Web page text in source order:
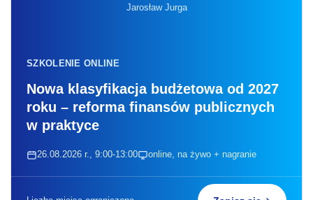
Jarosław Jurga
SZKOLENIE ONLINE
Nowa klasyfikacja budżetowa od 2027
roku – reforma finansów publicznych
w praktyce
26.08.2026 r., 9:00-13:00 online, na żywo + nagranie